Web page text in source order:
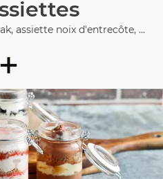
assiette noix d'entrecôte, ...
+